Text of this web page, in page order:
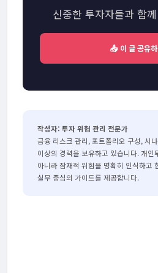
신중한 투자자들과 함
📤 이 글 공유
작성자: 투자 위험 관리 전문가
금융 리스크 관리, 포트폴리오 구성, 시
이상의 경력을 보유하고 있습니다. 개인
아니라 잠재적 위험을 명확히 인식하고
실무 중심의 가이드를 제공합니다.